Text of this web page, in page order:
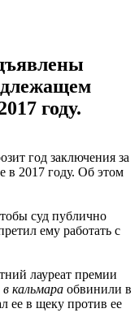
году.
год заключения за
в 2017 году. Об этом
суд публично
ему работать с
лауреат премии
кальмара обвинили в
ее в щеку против ее